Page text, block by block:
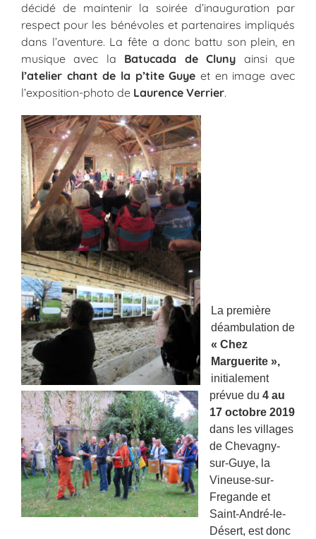
décidé de maintenir la soirée d’inauguration par
respect pour les bénévoles et partenaires impliqués
dans l’aventure. La fête a donc battu son plein, en
musique avec la Batucada de Cluny ainsi que
l’atelier chant de la p’tite Guye et en image avec
l’exposition-photo de Laurence Verrier.
La première
déambulation de
« Chez
Marguerite »,
initialement
prévue du 4 au
17 octobre 2019
dans les villages
de Chevagny-
sur-Guye, la
Vineuse-sur-
Fregande et
Saint-André-le-
Désert, est donc